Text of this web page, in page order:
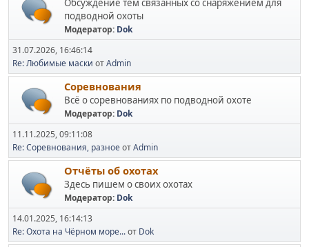
Обсуждение тем связанных со снаряжением для
подводной охоты
Модератор: Dok
31.07.2026, 16:46:14
Re: Любимые маски отAdmin
Соревнования
Всё о соревнованиях по подводной охоте
Модератор: Dok
11.11.2025, 09:11:08
Re: Соревнования, разноеотAdmin
Отчёты об охотах
Здесь пишем о своих охотах
Модератор: Dok
14.01.2025, 16:14:13
Re: Охота на Чёрном море...от Dok